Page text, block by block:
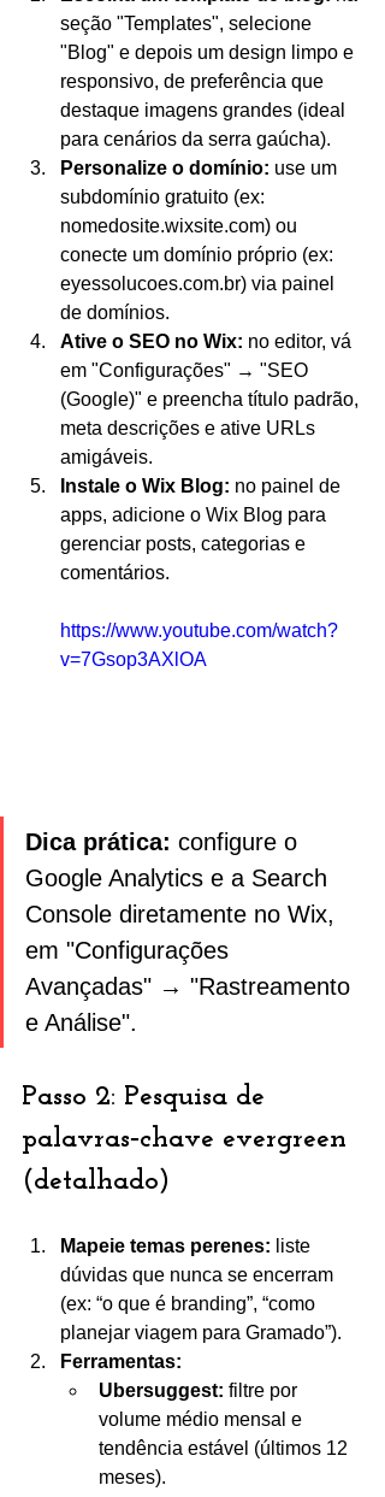
seção "Templates", selecione
"Blog" e depois um design limpo e
responsivo, de preferência que
destaque imagens grandes (ideal
para cenários da serra gaúcha).
Personalize o domínio: use um
subdomínio gratuito (ex:
nomedosite.wixsite.com) ou
conecte um domínio próprio (ex:
eyessolucoes.com.br) via painel
de domínios.
Ative o SEO no Wix: no editor, vá
em "Configurações" → "SEO
(Google)" e preencha título padrão,
meta descrições e ative URLs
amigáveis.
Instale o Wix Blog: no painel de
apps, adicione o Wix Blog para
gerenciar posts, categorias e
comentários.
https://www.youtube.com/watch?
v=7Gsop3AXlOA
Dica prática: configure o
Google Analytics e a Search
Console diretamente no Wix,
em "Configurações
Avançadas" → "Rastreamento
e Análise".
Passo 2: Pesquisa de
palavras‑chave evergreen
(detalhado)
Mapeie temas perenes: liste
dúvidas que nunca se encerram
(ex: “o que é branding”, “como
planejar viagem para Gramado”).
Ferramentas:
Ubersuggest: filtre por
volume médio mensal e
tendência estável (últimos 12
meses).